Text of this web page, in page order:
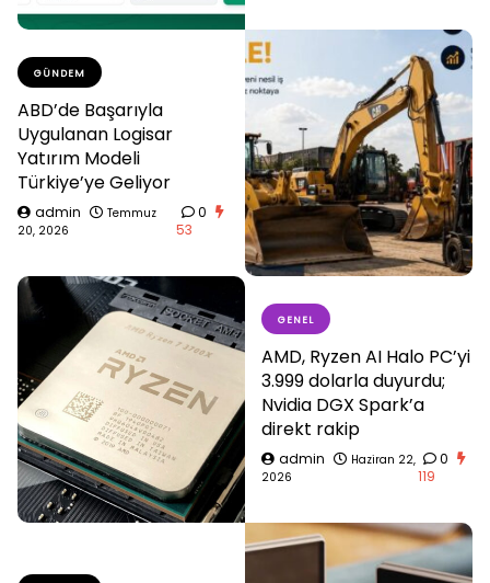
GÜNDEM
ABD’de Başarıyla
Uygulanan Logisar
Yatırım Modeli
Türkiye’ye Geliyor
admin
Temmuz
20, 2026
0
53
GENEL
AMD, Ryzen AI Halo PC’yi
3.999 dolarla duyurdu;
Nvidia DGX Spark’a
direkt rakip
admin
Haziran 22,
2026
0
119